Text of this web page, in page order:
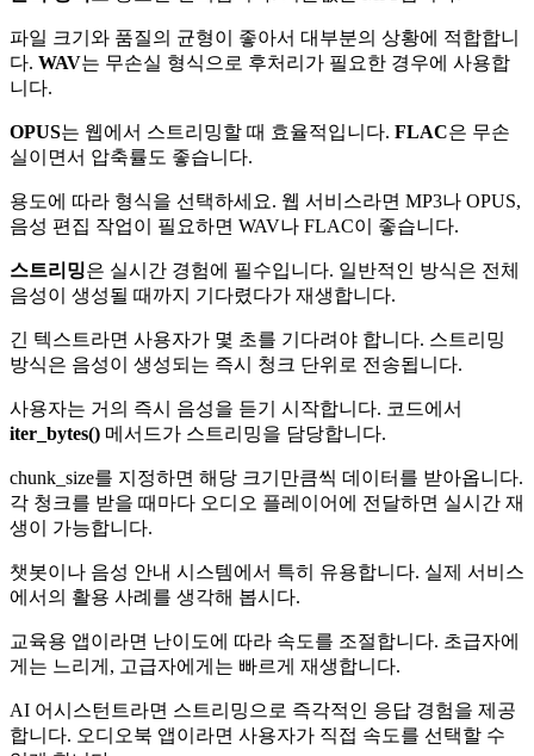
파일 크기와 품질의 균형이 좋아서 대부분의 상황에 적합합니
다. WAV는 무손실 형식으로 후처리가 필요한 경우에 사용합
니다.
OPUS는 웹에서 스트리밍할 때 효율적입니다. FLAC은 무손
실이면서 압축률도 좋습니다.
용도에 따라 형식을 선택하세요. 웹 서비스라면 MP3나 OPUS,
음성 편집 작업이 필요하면 WAV나 FLAC이 좋습니다.
스트리밍은 실시간 경험에 필수입니다. 일반적인 방식은 전체
음성이 생성될 때까지 기다렸다가 재생합니다.
긴 텍스트라면 사용자가 몇 초를 기다려야 합니다. 스트리밍
방식은 음성이 생성되는 즉시 청크 단위로 전송됩니다.
사용자는 거의 즉시 음성을 듣기 시작합니다. 코드에서
iter_bytes() 메서드가 스트리밍을 담당합니다.
chunk_size를 지정하면 해당 크기만큼씩 데이터를 받아옵니다.
각 청크를 받을 때마다 오디오 플레이어에 전달하면 실시간 재
생이 가능합니다.
챗봇이나 음성 안내 시스템에서 특히 유용합니다. 실제 서비스
에서의 활용 사례를 생각해 봅시다.
교육용 앱이라면 난이도에 따라 속도를 조절합니다. 초급자에
게는 느리게, 고급자에게는 빠르게 재생합니다.
AI 어시스턴트라면 스트리밍으로 즉각적인 응답 경험을 제공
합니다. 오디오북 앱이라면 사용자가 직접 속도를 선택할 수